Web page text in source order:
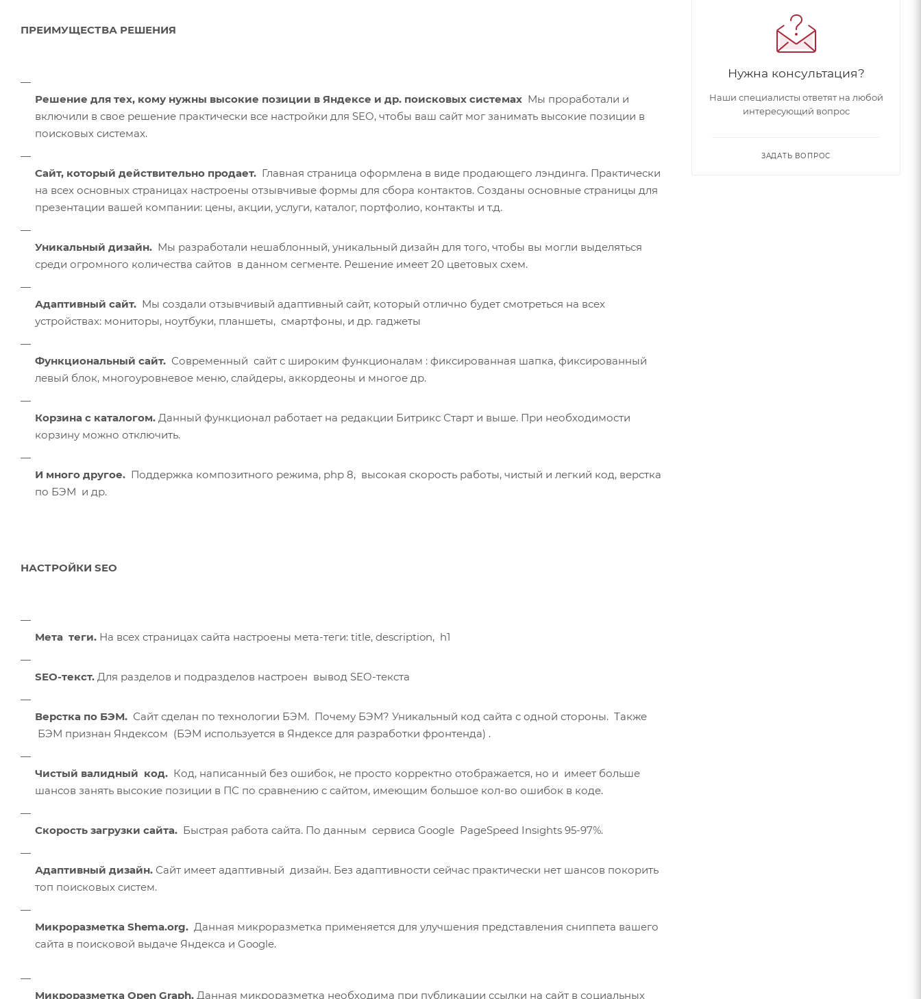
ПРЕИМУЩЕСТВА РЕШЕНИЯ
Решение для тех, кому нужны высокие позиции в Яндексе и др. поисковых системах Мы проработали и
включили в свое решение практически все настройки для SEO, чтобы ваш сайт мог занимать высокие позиции в
поисковых системах.
Сайт, который действительно продает. Главная страница оформлена в виде продающего лэндинга. Практически
на всех основных страницах настроены отзывчивые формы для сбора контактов. Созданы основные страницы для
презентации вашей компании: цены, акции, услуги, каталог, портфолио, контакты и т.д.
Уникальный дизайн. Мы разработали нешаблонный, уникальный дизайн для того, чтобы вы могли выделяться
среди огромного количества сайтов в данном сегменте. Решение имеет 20 цветовых схем.
Адаптивный сайт. Мы создали отзывчивый адаптивный сайт, который отлично будет смотреться на всех
устройствах: мониторы, ноутбуки, планшеты, смартфоны, и др. гаджеты
Функциональный сайт. Современный сайт с широким функционалам : фиксированная шапка, фиксированный
левый блок, многоуровневое меню, слайдеры, аккордеоны и многое др.
Корзина с каталогом. Данный функционал работает на редакции Битрикс Старт и выше. При необходимости
корзину можно отключить.
И много другое. Поддержка композитного режима, php 8, высокая скорость работы, чистый и легкий код, верстка
по БЭМ и др.
НАСТРОЙКИ SEO
Мета теги. На всех страницах сайта настроены мета-теги: title, description, h1
SEO-текст. Для разделов и подразделов настроен вывод SEO-текста
Верстка по БЭМ. Сайт сделан по технологии БЭМ. Почему БЭМ? Уникальный код сайта с одной стороны. Также
БЭМ признан Яндексом (БЭМ используется в Яндексе для разработки фронтенда) .
Чистый валидный код. Код, написанный без ошибок, не просто корректно отображается, но и имеет больше
шансов занять высокие позиции в ПС по сравнению с сайтом, имеющим большое кол-во ошибок в коде.
Скорость загрузки сайта. Быстрая работа сайта. По данным сервиса Google PageSpeed Insights 95-97%.
Адаптивный дизайн. Сайт имеет адаптивный дизайн. Без адаптивности сейчас практически нет шансов покорить
топ поисковых систем.
Микроразметка Shema.org. Данная микроразметка применяется для улучшения представления сниппета вашего
сайта в поисковой выдаче Яндекса и Google.
Микроразметка Open Graph. Данная микроразметка необходима при публикации ссылки на сайт в социальных
Нужна консультация?
Наши специалисты ответят на любой
интересующий вопрос
ЗАДАТЬ ВОПРОС